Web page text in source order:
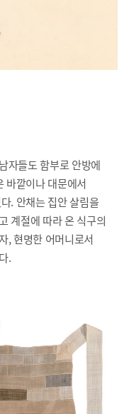
자들도 함부로 안방에
바깥이나 대문에서
. 안채는 집안 살림을
계절에 따라 온 식구의
, 현명한 어머니로서
.